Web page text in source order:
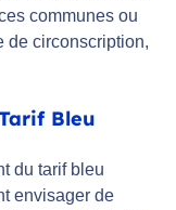
communes ou
de circonscription,
Bleu
du tarif bleu
envisager de